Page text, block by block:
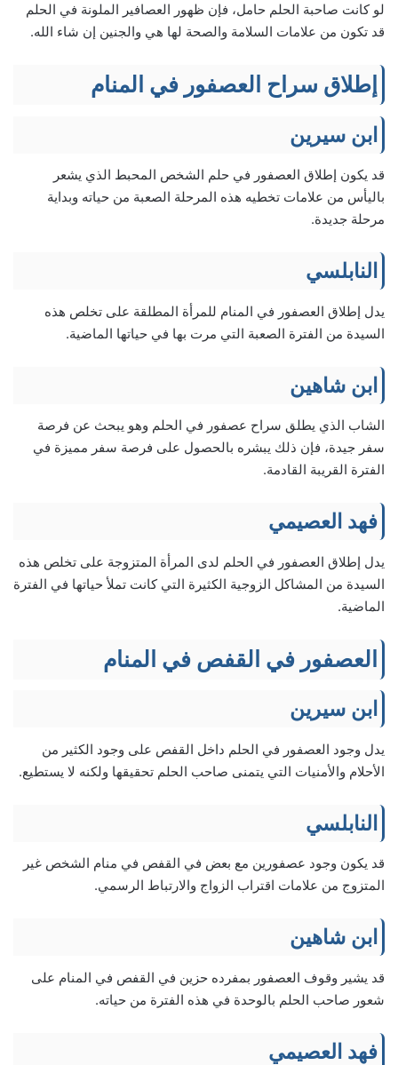
لو كانت صاحبة الحلم حامل، فإن ظهور العصافير الملونة في الحلم
قد تكون من علامات السلامة والصحة لها هي والجنين إن شاء الله.
إطلاق سراح العصفور في المنام
ابن سيرين
قد يكون إطلاق العصفور في حلم الشخص المحبط الذي يشعر
باليأس من علامات تخطيه هذه المرحلة الصعبة من حياته وبداية
مرحلة جديدة.
النابلسي
يدل إطلاق العصفور في المنام للمرأة المطلقة على تخلص هذه
السيدة من الفترة الصعبة التي مرت بها في حياتها الماضية.
ابن شاهين
الشاب الذي يطلق سراح عصفور في الحلم وهو يبحث عن فرصة
سفر جيدة، فإن ذلك يبشره بالحصول على فرصة سفر مميزة في
الفترة القريبة القادمة.
فهد العصيمي
يدل إطلاق العصفور في الحلم لدى المرأة المتزوجة على تخلص هذه
السيدة من المشاكل الزوجية الكثيرة التي كانت تملأ حياتها في الفترة
الماضية.
العصفور في القفص في المنام
ابن سيرين
يدل وجود العصفور في الحلم داخل القفص على وجود الكثير من
الأحلام والأمنيات التي يتمنى صاحب الحلم تحقيقها ولكنه لا يستطيع.
النابلسي
قد يكون وجود عصفورين مع بعض في القفص في منام الشخص غير
المتزوج من علامات اقتراب الزواج والارتباط الرسمي.
ابن شاهين
قد يشير وقوف العصفور بمفرده حزين في القفص في المنام على
شعور صاحب الحلم بالوحدة في هذه الفترة من حياته.
فهد العصيمي